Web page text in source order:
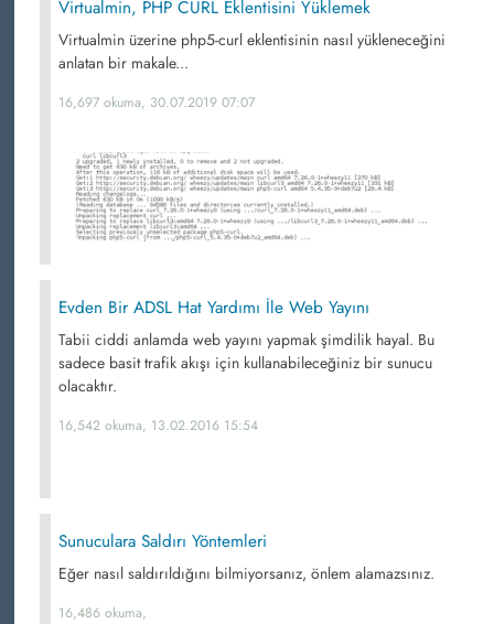
Virtualmin, PHP CURL Eklentisini Yüklemek
Virtualmin üzerine php5-curl eklentisinin nasıl yükleneceğini
anlatan bir makale...
16,697 okuma, 30.07.2019 07:07
Evden Bir ADSL Hat Yardımı İle Web Yayını
Tabii ciddi anlamda web yayını yapmak şimdilik hayal. Bu
sadece basit trafik akışı için kullanabileceğiniz bir sunucu
olacaktır.
16,542 okuma, 13.02.2016 15:54
Sunuculara Saldırı Yöntemleri
Eğer nasıl saldırıldığını bilmiyorsanız, önlem alamazsınız.
16,486 okuma,